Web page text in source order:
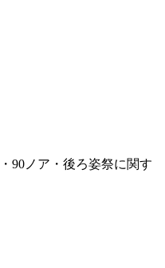
90ノア・後ろ姿祭に関す